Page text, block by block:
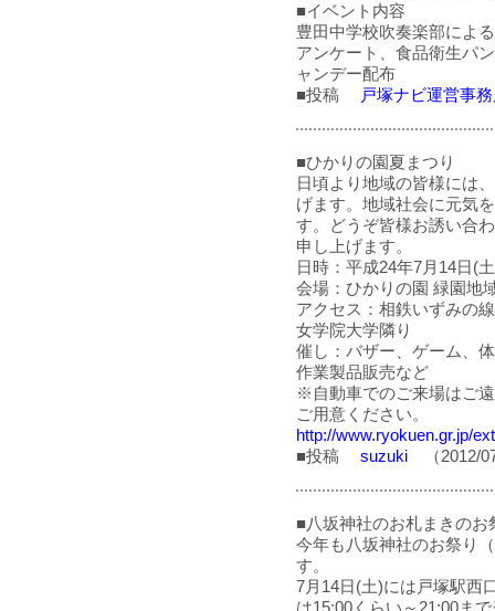
■イベント内容
豊田中学校吹奏楽部によ
アンケート、食品衛生パ
ャンデー配布
■投稿
戸塚ナビ運営事
■ひかりの園夏まつり
日頃より地域の皆様には
げます。地域社会に元気
す。どうぞ皆様お誘い合
申し上げます。
日時：平成24年7月14日(
会場：ひかりの園 緑園地
アクセス：相鉄いずみの
女学院大学隣り
催し：バザー、ゲーム、
作業製品販売など
※自動車でのご来場はご
ご用意ください。
http://www.ryokuen.gr.jp/
■投稿
suzuki （2012/
■八坂神社のお札まきのお
今年も八坂神社のお祭り
す。
7月14日(土)には戸塚駅西